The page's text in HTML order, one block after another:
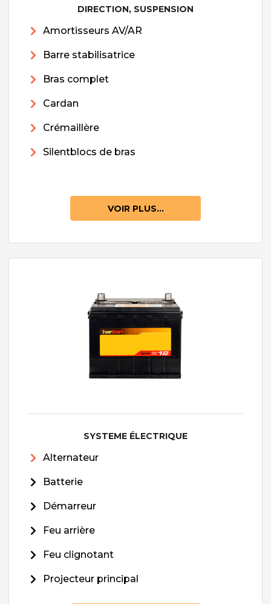
DIRECTION, SUSPENSION
Amortisseurs AV/AR
Barre stabilisatrice
Bras complet
Cardan
Crémaillère
Silentblocs de bras
VOIR PLUS...
SYSTEME ÉLECTRIQUE
Alternateur
Batterie
Démarreur
Feu arrière
Feu clignotant
Projecteur principal